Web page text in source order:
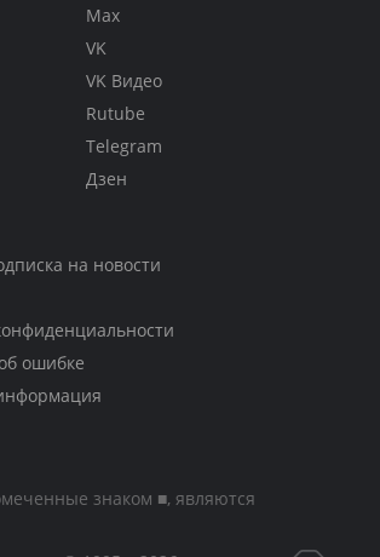
Max
VK
VK Видео
Rutube
Telegram
Дзен
на новости
ошибке
знаком ■, являются